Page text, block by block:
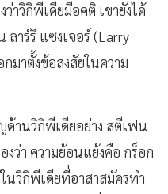
าวิกิพีเดียมีอคติ เขายังได้
าร์รี แซงเจอร์ (Larry
มาตั้งข้อสงสัยในความ
ด้านวิกิพีเดียอย่าง สตีเฟน
ว่า ความย้อนแย้งคือ กร็อก
นวิกิพีเดียที่อาสาสมัครทำ